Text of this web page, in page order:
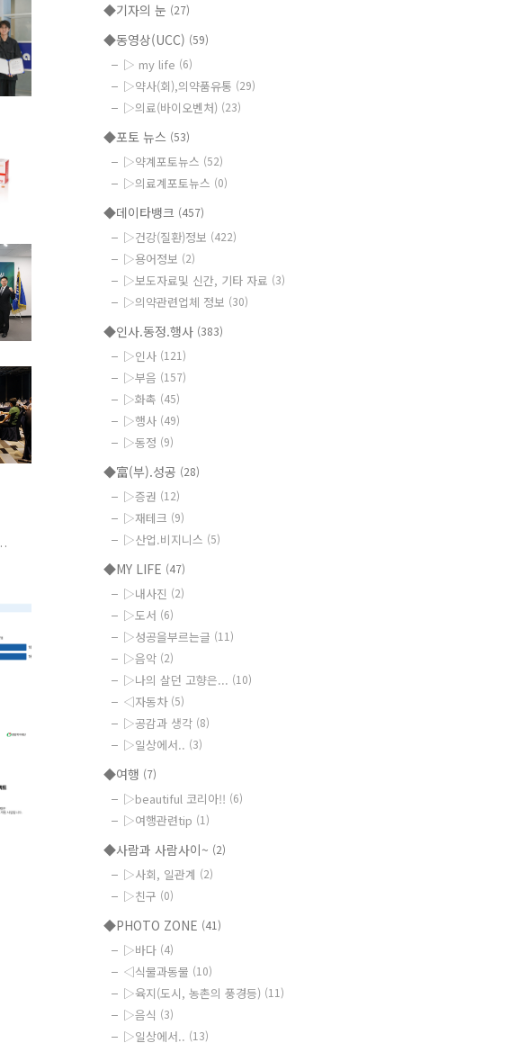
◆기자의 눈 (27)
◆동영상(UCC) (59)
▷ my life (6)
▷약사(회),의약품유통 (29)
▷의료(바이오벤처) (23)
◆포토 뉴스 (53)
▷약계포토뉴스 (52)
▷의료계포토뉴스 (0)
◆데이타뱅크 (457)
▷건강(질환)정보 (422)
▷용어정보 (2)
▷보도자료및 신간, 기타 자료 (3)
▷의약관련업체 정보 (30)
◆인사.동정.행사 (383)
▷인사 (121)
▷부음 (157)
▷화촉 (45)
▷행사 (49)
▷동정 (9)
◆富(부).성공 (28)
▷증권 (12)
▷재테크 (9)
▷산업.비지니스 (5)
◆MY LIFE (47)
▷내사진 (2)
▷도서 (6)
▷성공을부르는글 (11)
▷음악 (2)
▷나의 살던 고향은... (10)
◁자동차 (5)
▷공감과 생각 (8)
▷일상에서.. (3)
◆여행 (7)
▷beautiful 코리아!! (6)
▷여행관련tip (1)
◆사람과 사람사이~ (2)
▷사회, 일관계 (2)
▷친구 (0)
◆PHOTO ZONE (41)
▷바다 (4)
◁식물과동물 (10)
▷육지(도시, 농촌의 풍경등) (11)
▷음식 (3)
▷일상에서.. (13)